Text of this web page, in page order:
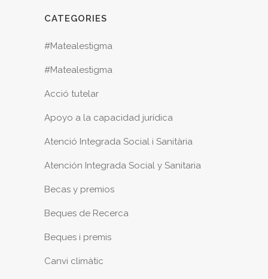
CATEGORIES
#Matealestigma
#Matealestigma
Acció tutelar
Apoyo a la capacidad jurídica
Atenció Integrada Social i Sanitària
Atención Integrada Social y Sanitaria
Becas y premios
Beques de Recerca
Beques i premis
Canvi climàtic